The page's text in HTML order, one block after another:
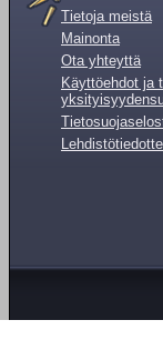
Tietoja meistä
Mainonta
Ota yhteyttä
Käyttöehdot ja